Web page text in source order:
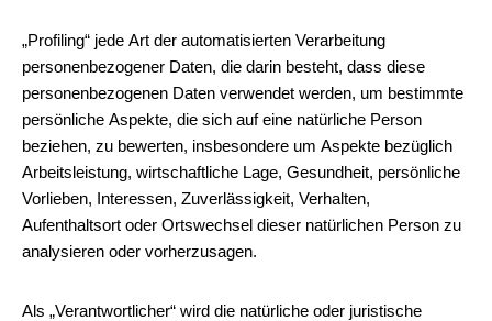
„Profiling“ jede Art der automatisierten Verarbeitung
personenbezogener Daten, die darin besteht, dass diese
personenbezogenen Daten verwendet werden, um bestimmte
persönliche Aspekte, die sich auf eine natürliche Person
beziehen, zu bewerten, insbesondere um Aspekte bezüglich
Arbeitsleistung, wirtschaftliche Lage, Gesundheit, persönliche
Vorlieben, Interessen, Zuverlässigkeit, Verhalten,
Aufenthaltsort oder Ortswechsel dieser natürlichen Person zu
analysieren oder vorherzusagen.
Als „Verantwortlicher“ wird die natürliche oder juristische